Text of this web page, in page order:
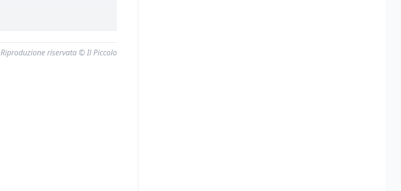
Riproduzione riservata © Il Piccolo